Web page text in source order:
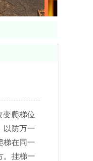
变爬梯位
以防万一
梯在同一
。挂梯一